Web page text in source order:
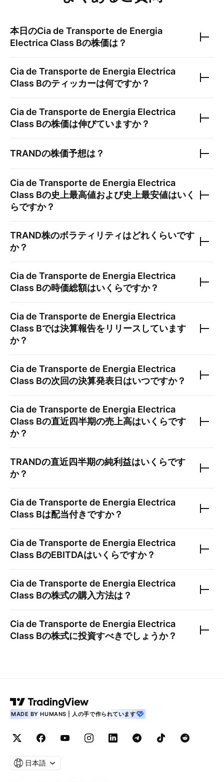
本日のCia de Transporte de Energia
Electrica Class Bの株価は？
Cia de Transporte de Energia Electrica
Class Bのティッカーは何ですか？
Cia de Transporte de Energia Electrica
Class Bの株価は伸びていますか？
TRANDの株価予想は？
Cia de Transporte de Energia Electrica
Class Bの史上最高値および史上最安値はいく
らですか？
TRAND株のボラティリティはどれくらいです
か？
Cia de Transporte de Energia Electrica
Class Bの時価総額はいくらですか？
Cia de Transporte de Energia Electrica
Class Bでは決算報告をリリースしています
か？
Cia de Transporte de Energia Electrica
Class Bの次回の決算発表日はいつですか？
Cia de Transporte de Energia Electrica
Class Bの直近四半期の売上高はいくらです
か？
TRANDの直近四半期の純利益はいくらです
か？
Cia de Transporte de Energia Electrica
Class Bは配当付きですか？
Cia de Transporte de Energia Electrica
Class BのEBITDAはいくらですか？
Cia de Transporte de Energia Electrica
Class Bの株式の購入方法は？
Cia de Transporte de Energia Electrica
Class Bの株式に投資すべきでしょうか？
MADE BY HUMANS | 人の手で作られています
日本語